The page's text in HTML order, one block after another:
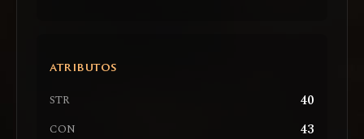
ATRIBUTOS
STR 40
CON 43